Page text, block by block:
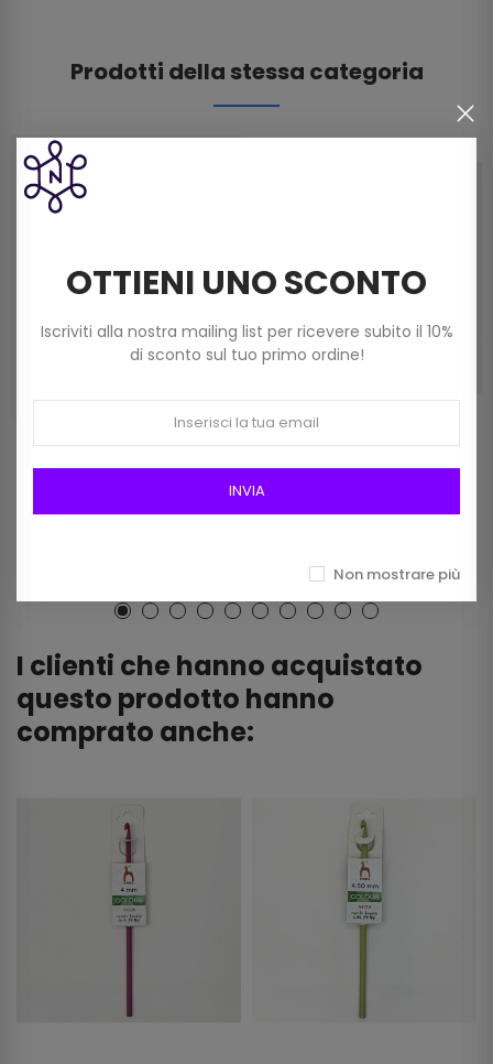
Prodotti della stessa categoria
Uncinetto Alluminio Pony
Cm 15 Mis. 2,0 Art 45601
Uncinetto Alluminio Pony
Cm 15 Mis. 2,50 Art 45603
I clienti che hanno acquistato
questo prodotto hanno
comprato anche:
OTTIENI UNO SCONTO
Iscriviti alla nostra mailing list per ricevere subito il 10%
di sconto sul tuo primo ordine!
INVIA
Non mostrare più